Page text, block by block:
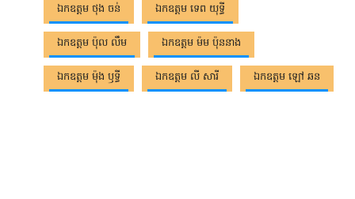
ឯកឧត្តម ថុង ចន់ ឯកឧត្តម ទេព យុទ្ធី
ឯកឧត្តម​ ប៉ុល លឹម ឯកឧត្តម ម៉ម ប៉ុននាង
ឯកឧត្តម ម៉ុង ឫទ្ធី ឯកឧត្តម លី សារី ឯកឧត្តម ឡៅ​ ឆន